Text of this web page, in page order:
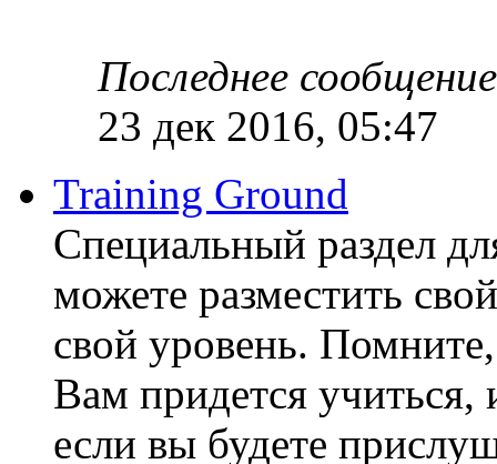
Последнее сообщение
23 дек 2016, 05:47
Training Ground
Специальный раздел
можете разместить
свой уровень. Помните,
Вам придется учиться,
если вы будете